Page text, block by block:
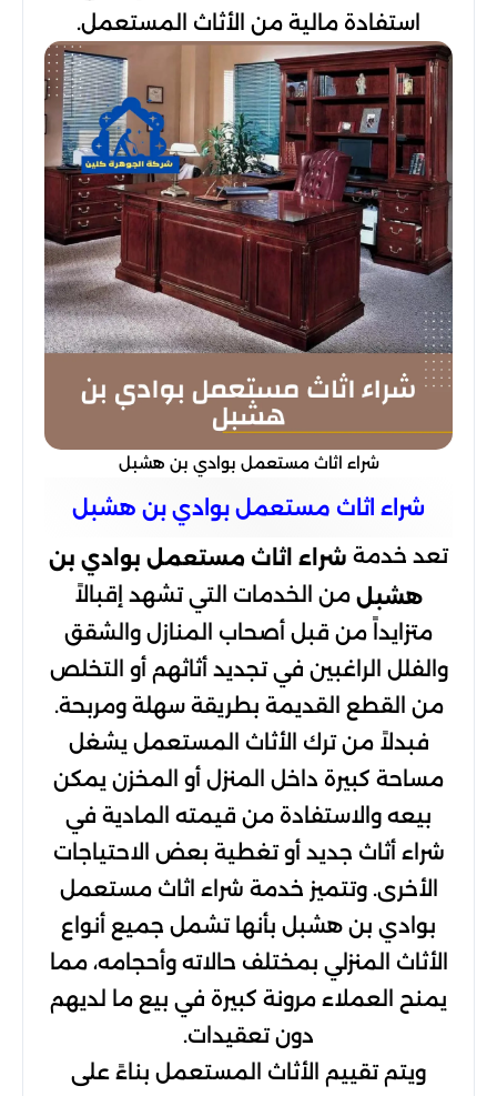
استفادة مالية من الأثاث المستعمل.
شراء اثاث مستعمل بوادي بن هشبل
شراء اثاث مستعمل بوادي بن هشبل
تعد خدمة شراء اثاث مستعمل بوادي بن
هشبل من الخدمات التي تشهد إقبالاً
متزايداً من قبل أصحاب المنازل والشقق
والفلل الراغبين في تجديد أثاثهم أو التخلص
من القطع القديمة بطريقة سهلة ومربحة.
فبدلاً من ترك الأثاث المستعمل يشغل
مساحة كبيرة داخل المنزل أو المخزن يمكن
بيعه والاستفادة من قيمته المادية في
شراء أثاث جديد أو تغطية بعض الاحتياجات
الأخرى. وتتميز خدمة شراء اثاث مستعمل
بوادي بن هشبل بأنها تشمل جميع أنواع
الأثاث المنزلي بمختلف حالاته وأحجامه، مما
يمنح العملاء مرونة كبيرة في بيع ما لديهم
دون تعقيدات.
ويتم تقييم الأثاث المستعمل بناءً على